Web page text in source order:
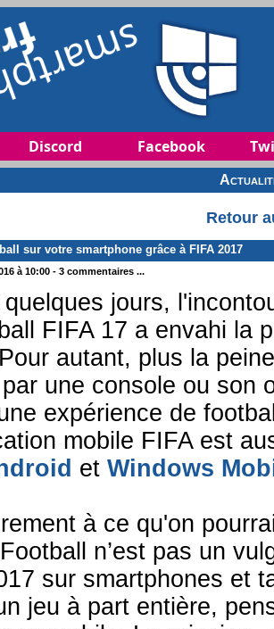
Discord Facebook
Retour
sur votre smartphone grâce à FIFA 2017
à 10:00 - 3 commentaires ...
jours,
FIFA 17 a envahi la
autant, plus la
une console ou son
expérience de
mobile FIFA est
et Windows
à ce qu'on
n’est pas un
sur smartphones et
jeu à part entière,